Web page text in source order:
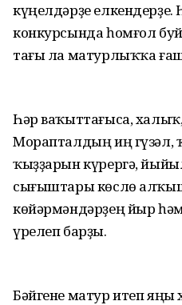
күңелдәрҙе
конкурсында һомғол
тағы ла матурлыҡҡа
Һәр ваҡыттағыса,
Морапталдың иң гүзәл,
ҡыҙҙарын күрергә,
сығыштары көслө
көйәрмәндәрҙең йыр
үрелеп барҙы.
Бәйгене матур итеп яңы